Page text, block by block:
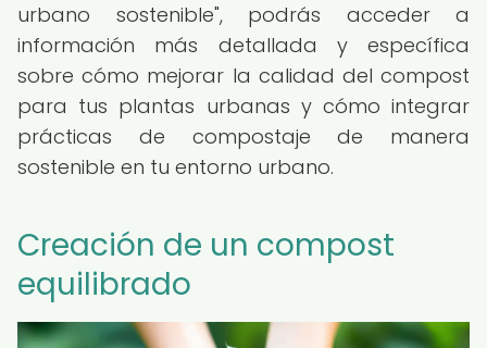
urbano sostenible", podrás acceder a
información más detallada y específica
sobre cómo mejorar la calidad del compost
para tus plantas urbanas y cómo integrar
prácticas de compostaje de manera
sostenible en tu entorno urbano.
Creación de un compost
equilibrado